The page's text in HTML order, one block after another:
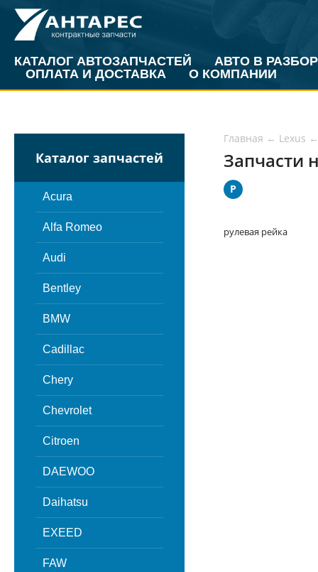
КАТАЛОГ АВТОЗАПЧАСТЕЙ
АВТО В РАЗБОР
ОПЛАТА И ДОСТАВКА
О КОМПАНИИ
Каталог запчастей
Acura
Alfa Romeo
Audi
Bentley
BMW
Cadillac
Chery
Chevrolet
Citroen
DAEWOO
Daihatsu
EXEED
FAW
Главная ← Lexus ←
Запчасти
Р
рулевая рейка